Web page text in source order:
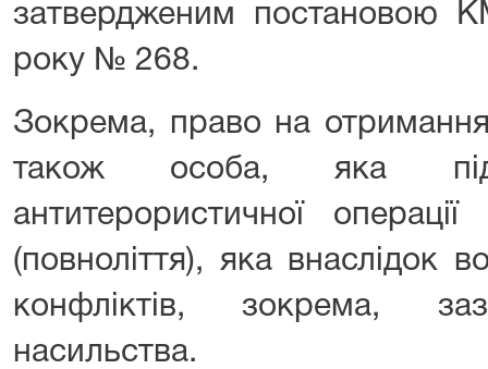
затвердженим постановою
року № 268.
Зокрема, право на
також особа, яка
антитерористичної
(повноліття), яка внаслідок
конфліктів, зокрема,
насильства.